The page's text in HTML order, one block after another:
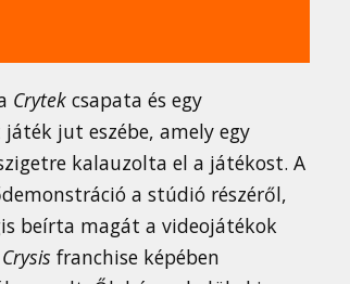
Crytek csapata és egy
jut eszébe, amely egy
kalauzolta el a játékost. A
a stúdió részéről,
beírta magát a videojátékok
Crysis franchise képében